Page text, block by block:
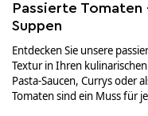
Passierte Tomaten
Suppen
Entdecken Sie unsere
Textur in Ihren
Pasta-Saucen, Currys oder
Tomaten sind ein Muss für